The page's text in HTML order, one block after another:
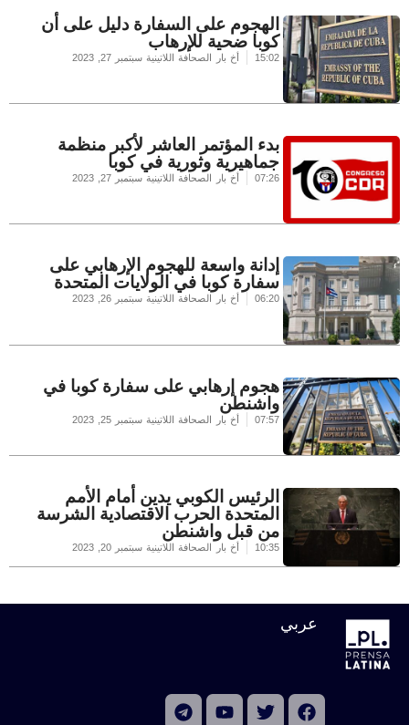
الهجوم على السفارة دليل على أن
كوبا ضحية للإرهاب
15:02 أخ بار الصحافة اللاتينية سبتمبر 27, 2023
بدء المؤتمر العاشر لأكبر منظمة
جماهيرية وثورية في كوبا
07:26 أخ بار الصحافة اللاتينية سبتمبر 27, 2023
إدانة واسعة للهجوم الإرهابي على
سفارة كوبا في الولايات المتحدة
06:20 أخ بار الصحافة اللاتينية سبتمبر 26, 2023
هجوم إرهابي على سفارة كوبا في
واشنطن
07:57 أخ بار الصحافة اللاتينية سبتمبر 25, 2023
الرئيس الكوبي يدين أمام الأمم
المتحدة الحرب الاقتصادية الشرسة
من قبل واشنطن
10:35 أخ بار الصحافة اللاتينية سبتمبر 20, 2023
عربي